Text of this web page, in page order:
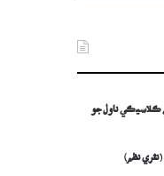
ڪلاسيڪي ناول جو
نظم)